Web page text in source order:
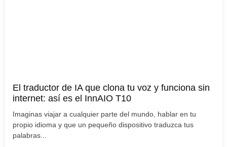
El traductor de IA que clona tu voz y funciona sin
internet: así es el InnAIO T10
Imaginas viajar a cualquier parte del mundo, hablar en tu
propio idioma y que un pequeño dispositivo traduzca tus
palabras...